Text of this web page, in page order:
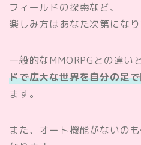
フィールドの探索など、
楽しみ方はあなた次第になり
一般的なMMORPGとの違い
ドで広大な世界を自分の足
ます。
また、オート機能がないの